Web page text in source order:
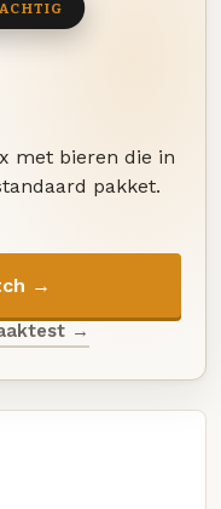
met bieren die in
pakket.
→
→